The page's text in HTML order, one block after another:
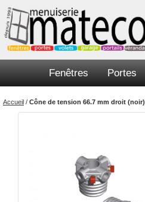
Fenêtres Portes
Accueil / Cône de tension 66.7 mm droit (noir)